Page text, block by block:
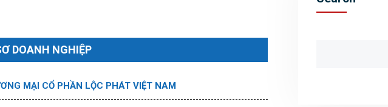
DOANH NGHIỆP
MẠI CỔ PHẦN LỘC PHÁT VIỆT NAM